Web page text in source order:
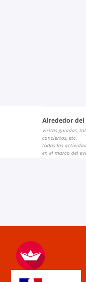
Alrededor del
Visitas guiadas,
conciertos, etc.
todas las
en el marco del